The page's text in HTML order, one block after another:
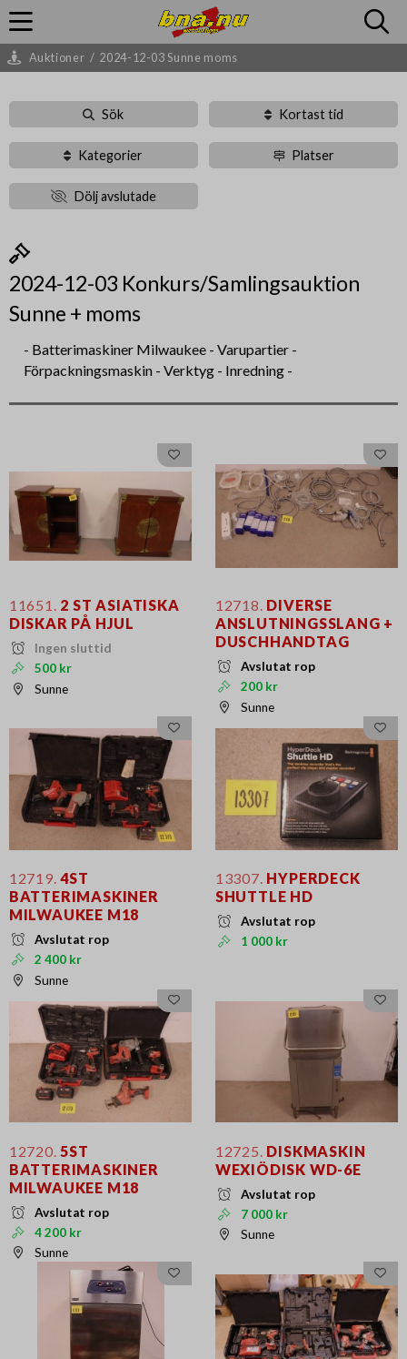
Auktioner / 2024-12-03 Sunne moms
Sök Kortast tid
Kategorier Platser
Dölj avslutade
2024-12-03 Konkurs/Samlingsauktion
Sunne + moms
- Batterimaskiner Milwaukee - Varupartier -
Förpackningsmaskin - Verktyg - Inredning -
11651. 2 ST ASIATISKA
DISKAR PÅ HJUL
Ingen sluttid
500 kr
Sunne
12718. DIVERSE
ANSLUTNINGSSLANG +
DUSCHHANDTAG
Avslutat rop
200 kr
Sunne
12719. 4ST
BATTERIMASKINER
MILWAUKEE M18
Avslutat rop
2 400 kr
Sunne
13307. HYPERDECK
SHUTTLE HD
Avslutat rop
1 000 kr
12720. 5ST
BATTERIMASKINER
MILWAUKEE M18
Avslutat rop
4 200 kr
Sunne
12725. DISKMASKIN
WEXIÖDISK WD-6E
Avslutat rop
7 000 kr
Sunne